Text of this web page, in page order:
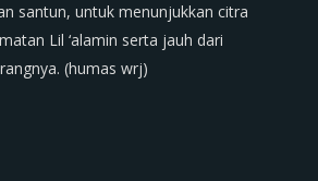
santun, untuk menunjukkan citra
Lil ‘alamin serta jauh dari
(humas wrj)